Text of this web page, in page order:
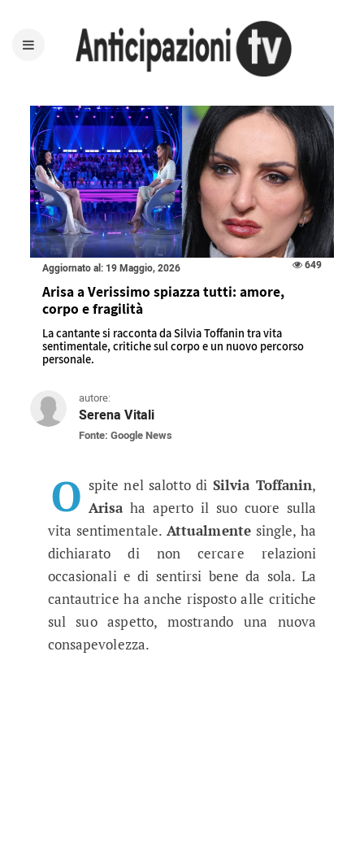
Aggiornato al: 19 Maggio, 2026 649
Arisa a Verissimo spiazza tutti: amore,
corpo e fragilità
La cantante si racconta da Silvia Toffanin tra vita
sentimentale, critiche sul corpo e un nuovo percorso
personale.
autore:
Serena Vitali
Fonte: Google News
Arisa a Verissimo spiazza tutti:
O spite nel salotto di Silvia Toffanin,
Arisaha aperto il suo cuore sulla
vita sentimentale. Attualmentesingle, ha
dichiarato di non cercare relazioni
occasionali e di sentirsi bene da sola. La
cantautrice ha anche risposto alle critiche
sul suo aspetto, mostrando una nuova
consapevolezza.